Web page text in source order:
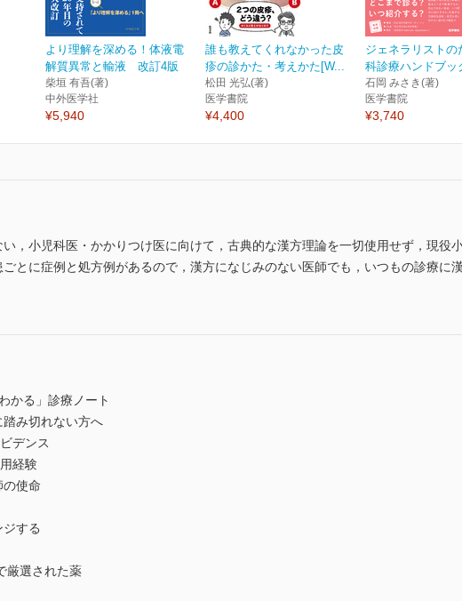
より理解を深める！体液電
解質異常と輸液 改訂4版
柴垣 有吾(著)
中外医学社
¥5,940
誰も教えてくれなかった皮
疹の診かた・考えかた[W...
松田 光弘(著)
医学書院
¥4,400
ジェネラリストの
科診療ハンドブッ
石岡 みさき(著)
医学書院
¥3,740
，小児科医・かかりつけ医に向けて，古典的な漢方理論を一切使用せず，現役
とに症例と処方例があるので，漢方になじみのない医師でも，いつもの診療に
かる」診療ノート
み切れない方へ
デンス
経験
使命
する
厳選された薬